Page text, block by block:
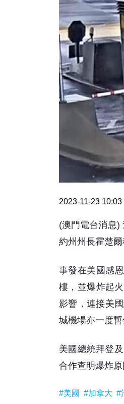
2023-11-23 10:03
(澳門電台消息)
約州州長霍楚爾
事發在美國感
樓，並爆炸起
影響，連接美
城機場亦一度暫
美國總統拜登
合作查明爆炸
#美國 #加拿大 #